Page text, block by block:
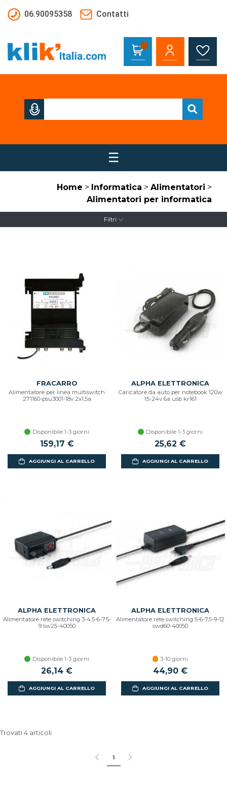
06.90095358
Contatti
☰
Home > Informatica > Alimentatori >
Alimentatori per informatica
Filtri
FRACARRO
Alimentatore per linea multiswitch
271160-psu3001-18v 2x1,5a
Disponibile 1-3 giorni
159,17 €
AGGIUNGI AL CARRELLO
ALPHA ELETTRONICA
Caricatore da auto per notebook 120w
15-24v 6a usb kr161
Disponibile 1-3 giorni
25,62 €
AGGIUNGI AL CARRELLO
ALPHA ELETTRONICA
Alimentatore rete switching 3-4.5-6-7.5-
9 sw25-40050
Disponibile 1-3 giorni
26,14 €
AGGIUNGI AL CARRELLO
ALPHA ELETTRONICA
Alimentatore rete switching 5-6-7,5-9-12
swd60-40050
3-10 giorni
44,90 €
AGGIUNGI AL CARRELLO
Trovati 4 articoli
1